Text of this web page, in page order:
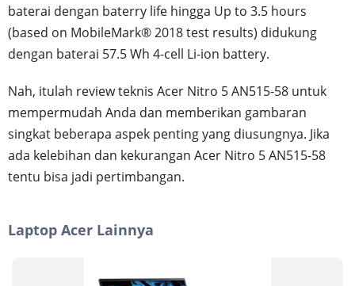
baterai dengan baterry life hingga Up to 3.5 hours
(based on MobileMark® 2018 test results) didukung
dengan baterai 57.5 Wh 4-cell Li-ion battery.
Nah, itulah review teknis Acer Nitro 5 AN515-58 untuk
mempermudah Anda dan memberikan gambaran
singkat beberapa aspek penting yang diusungnya. Jika
ada kelebihan dan kekurangan Acer Nitro 5 AN515-58
tentu bisa jadi pertimbangan.
Laptop Acer Lainnya